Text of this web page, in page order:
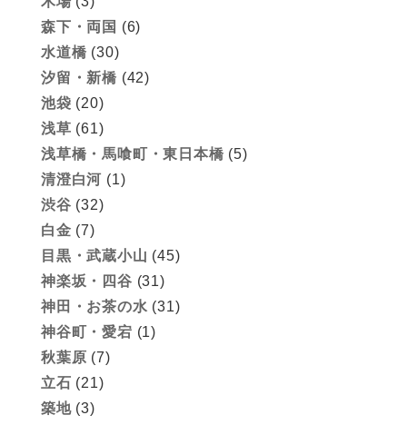
森下・両国 (6)
水道橋 (30)
汐留・新橋 (42)
池袋 (20)
浅草 (61)
浅草橋・馬喰町・東日本橋 (5)
清澄白河 (1)
渋谷 (32)
白金 (7)
目黒・武蔵小山 (45)
神楽坂・四谷 (31)
神田・お茶の水 (31)
神谷町・愛宕 (1)
秋葉原 (7)
立石 (21)
築地(3)